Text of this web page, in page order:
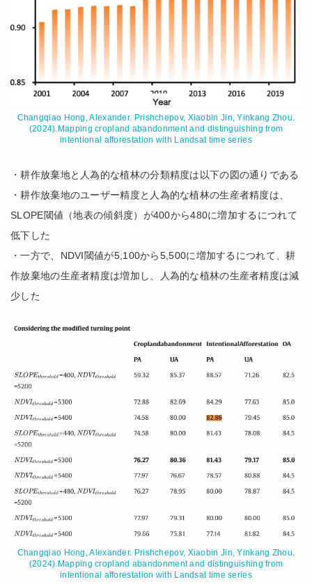
Changqiao Hong, Alexander. Prishchepov, Xiaobin Jin, Yinkang Zhou.
(2024).Mapping cropland abandonment and distinguishing from
intentional afforestation with Landsat time series
・耕作放棄地と人為的な植林の分類精度は以下の図の通りである
・耕作放棄地のユーザー精度と人為的な植林の生産者精度は、
SLOPE閾値（地表の傾斜度）が400から480に増加するにつれて
低下した
・一方で、NDVI閾値が5,100から5,500に増加するにつれて、耕
作放棄地の生産者精度は増加し、人為的な植林の生産者精度は減
少した
Changqiao Hong, Alexander. Prishchepov, Xiaobin Jin, Yinkang Zhou.
(2024).Mapping cropland abandonment and distinguishing from
intentional afforestation with Landsat time series